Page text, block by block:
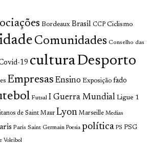
Bordeaux Brasil CCP Ciclismo
Comunidades Conselho das
19 culturaDesporto
Empresas Ensino Exposição fado
Futsal I Guerra Mundial Ligue 1
de Saint Maur Lyon Marseille Medias
Paris Saint Germain Poesia política PS PSG
Voleibol